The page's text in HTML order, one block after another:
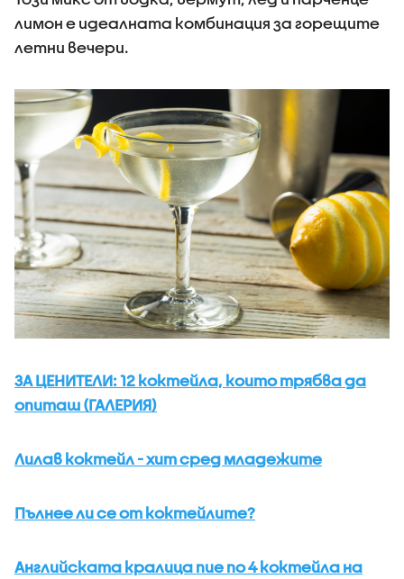
лимон е идеалната комбинация за горещите
летни вечери.
ЗА ЦЕНИТЕЛИ: 12 коктейла, които трябва да
опиташ (ГАЛЕРИЯ)
Лилав коктейл - хит сред младежите
Пълнее ли се от коктейлите?
Английската кралица пие по 4 коктейла на